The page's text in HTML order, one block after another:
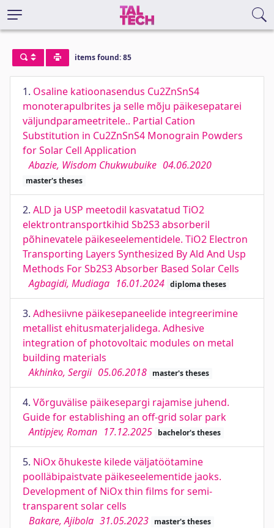
items found: 85
1. Osaline katioonasendus Cu2ZnSnS4
monoterapulbrites ja selle mõju päikesepatarei
väljundparameetritele.. Partial Cation
Substitution in Cu2ZnSnS4 Monograin Powders
for Solar Cell Application
Abazie, Wisdom Chukwubuike 04.06.2020
master's theses
2. ALD ja USP meetodil kasvatatud TiO2
elektrontransportkihid Sb2S3 absorberil
põhinevatele päikeseelementidele. TiO2 Electron
Transporting Layers Synthesized By Ald And Usp
Methods For Sb2S3 Absorber Based Solar Cells
Agbagidi, Mudiaga 16.01.2024 diploma theses
3. Adhesiivne päikesepaneelide integreerimine
metallist ehitusmaterjalidega. Adhesive
integration of photovoltaic modules on metal
building materials
Akhinko, Sergii 05.06.2018 master's theses
4. Võrguvälise päikesepargi rajamise juhend.
Guide for establishing an off-grid solar park
Antipjev, Roman 17.12.2025 bachelor's theses
5. NiOx õhukeste kilede väljatöötamine
poolläbipaistvate päikeseelementide jaoks.
Development of NiOx thin films for semi-
transparent solar cells
Bakare, Ajibola 31.05.2023 master's theses